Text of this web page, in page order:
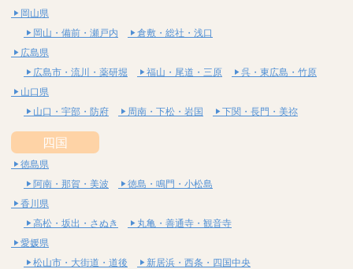
岡山県
岡山・備前・瀬戸内
倉敷・総社・浅口
広島県
広島市・流川・薬研堀
福山・尾道・三原
呉・東広島・竹原
山口県
山口・宇部・防府
周南・下松・岩国 下関・長門・美祢
四国
徳島県
阿南・那賀・美波
徳島・鳴門・小松島
香川県
高松・坂出・さぬき
丸亀・善通寺・観音寺
愛媛県
松山市・大街道・道後
新居浜・西条・四国中央